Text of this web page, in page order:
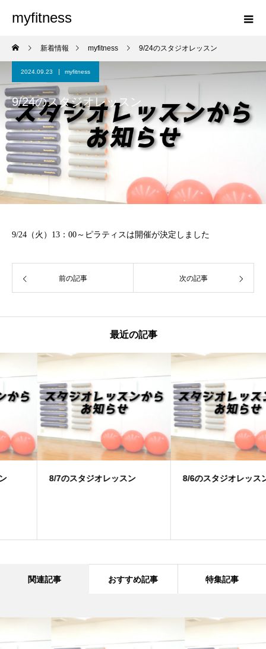
myfitness
新着情報 myfitness 9/24のスタジオレッスン
2024.09.23 myfitness
9/24のスタジオレッスン
9/24（火）13：00～ピラティスは開催が決定しました
前の記事 次の記事
最近の記事
8/7のスタジオレッスン 8/6のスタジオレッスン
関連記事 おすすめ記事 特集記事